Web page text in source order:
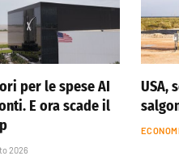
per le spese AI
E ora scade il
2026
USA,